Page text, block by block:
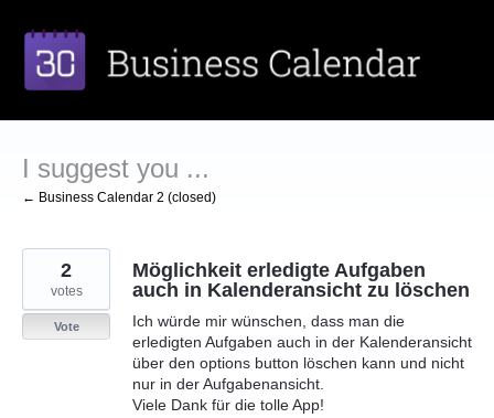
to
content
I suggest you ...
← Business Calendar 2 (closed)
Möglichkeit erledigte Aufgaben
auch in Kalenderansicht zu löschen
Ich würde mir wünschen, dass man die
erledigten Aufgaben auch in der Kalenderansicht
über den options button löschen kann und nicht
nur in der Aufgabenansicht.
Viele Dank für die tolle App!
2
votes
Vote